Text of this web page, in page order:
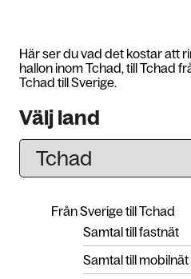
Här ser du vad det kostar att
hallon inom Tchad, till Tchad
Tchad till Sverige.
Välj land
Från Sverige till Tchad
Samtal till fastnät
Samtal till mobilnät